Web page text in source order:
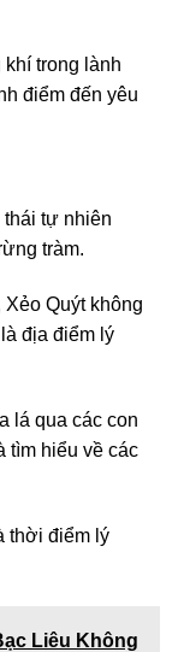
trong lành
điểm đến yêu
thái tự nhiên
tràm.
Quýt không
địa điểm lý
lá qua các con
tìm hiểu về các
thời điểm lý
Liêu Không